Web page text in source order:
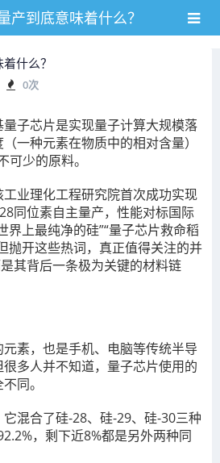
产到底意味着什么？
什么？
0次
子芯片是实现量子计算大规模落
一种元素在物质中的相对含量）
少的原料。
业理化工程研究院首次成功实现
同位素自主量产，性能对标国际
界上最纯净的硅”“量子芯片救命稻
抛开这些热词，真正值得关注的并
其背后一条极为关键的材料链
素，也是手机、电脑等传统半导
多人并不知道，量子芯片使用的
同。
混合了硅-28、硅-29、硅-30三种
，剩下近8%都是另外两种同